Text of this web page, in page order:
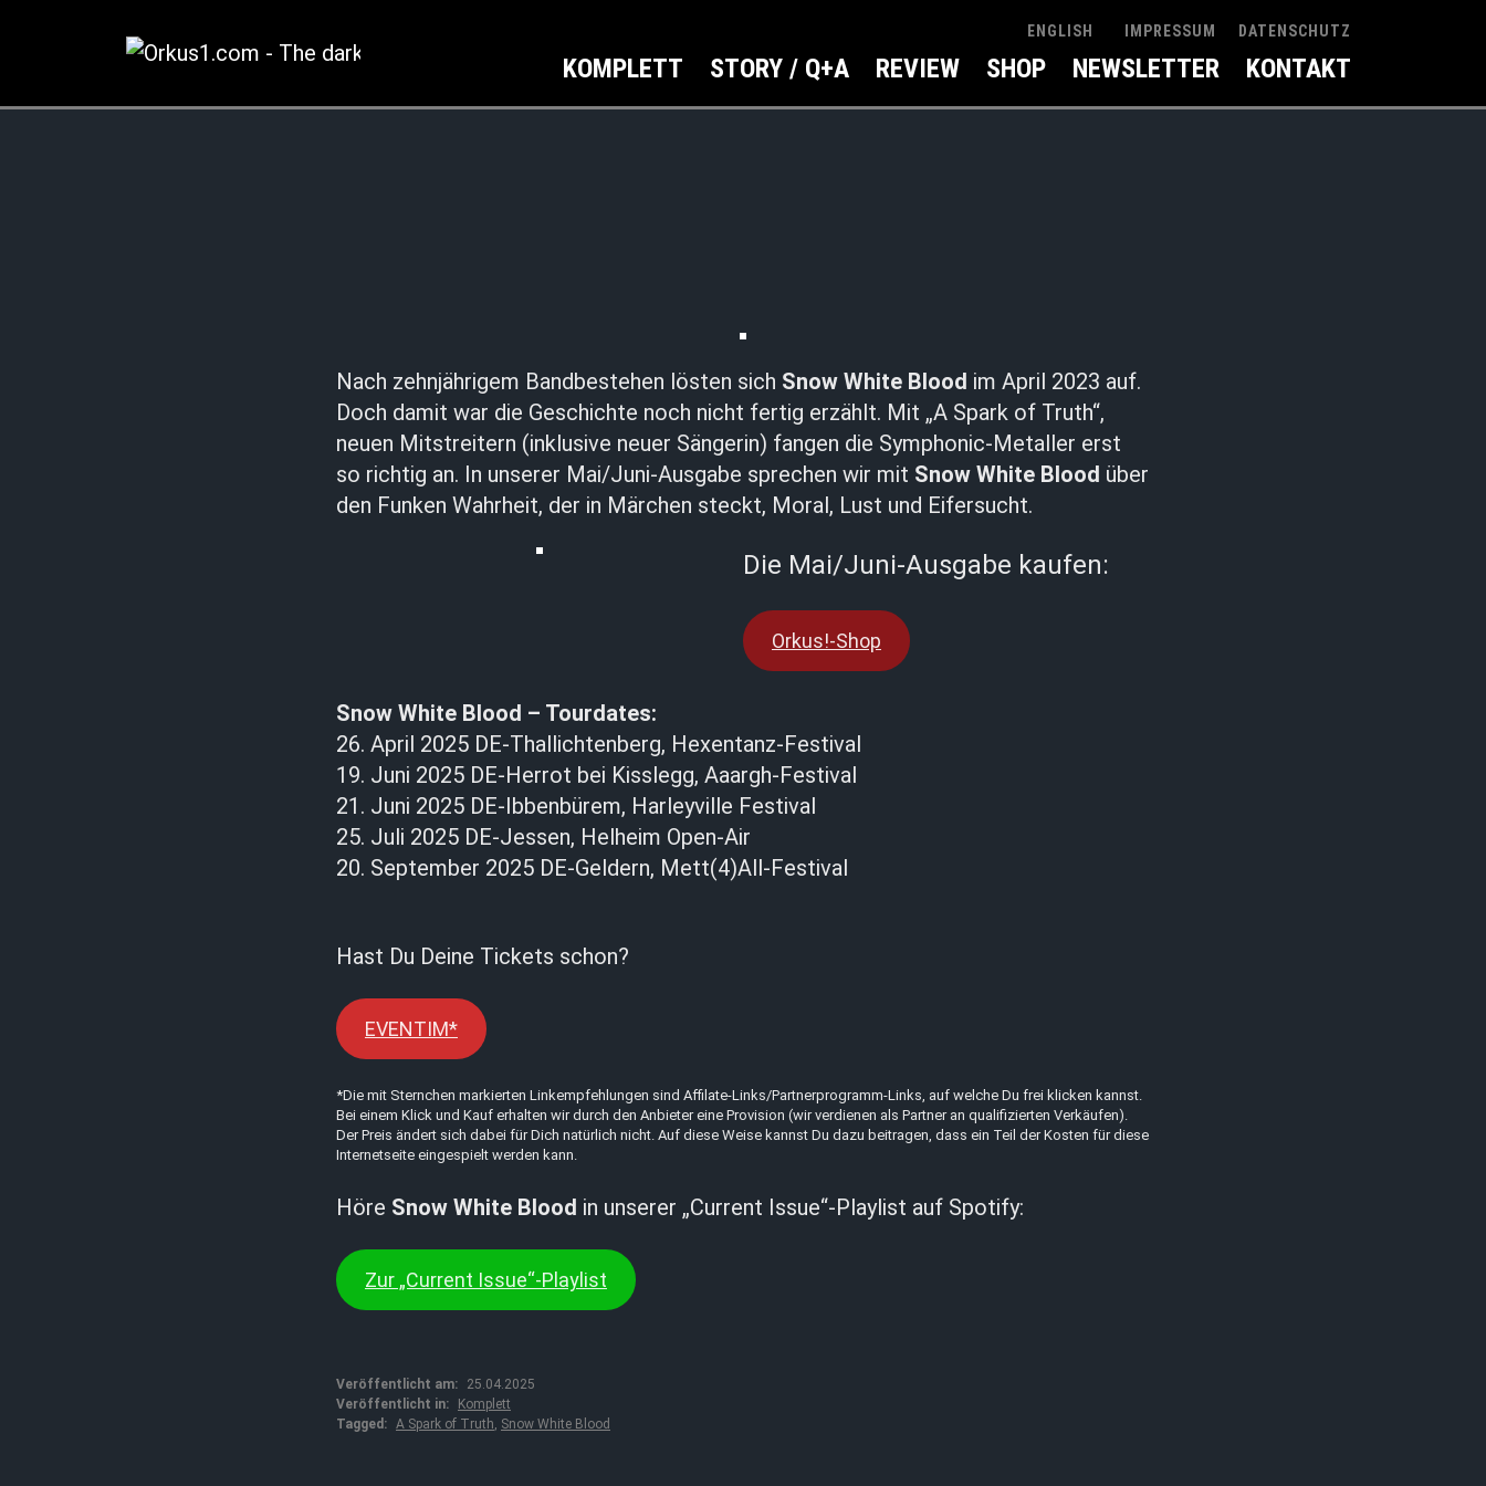
ENGLISH IMPRESSUM DATENSCHUTZ
KOMPLETT STORY / Q+A REVIEW SHOP NEWSLETTER KONTAKT
Nach zehnjährigem Bandbestehen lösten sich Snow White Blood im April 2023 auf.
Doch damit war die Geschichte noch nicht fertig erzählt. Mit „A Spark of Truth“,
neuen Mitstreitern (inklusive neuer Sängerin) fangen die Symphonic-Metaller erst
so richtig an. In unserer Mai/Juni-Ausgabe sprechen wir mit Snow White Blood über
den Funken Wahrheit, der in Märchen steckt, Moral, Lust und Eifersucht.
Die Mai/Juni-Ausgabe kaufen:
Orkus!-Shop
Snow White Blood – Tourdates:
26. April 2025 DE-Thallichtenberg, Hexentanz-Festival
19. Juni 2025 DE-Herrot bei Kisslegg, Aaargh-Festival
21. Juni 2025 DE-Ibbenbürem, Harleyville Festival
25. Juli 2025 DE-Jessen, Helheim Open-Air
20. September 2025 DE-Geldern, Mett(4)All-Festival
Hast Du Deine Tickets schon?
EVENTIM*
*Die mit Sternchen markierten Linkempfehlungen sind Affilate-Links/Partnerprogramm-Links, auf welche Du frei klicken kannst.
Bei einem Klick und Kauf erhalten wir durch den Anbieter eine Provision (wir verdienen als Partner an qualifizierten Verkäufen).
Der Preis ändert sich dabei für Dich natürlich nicht. Auf diese Weise kannst Du dazu beitragen, dass ein Teil der Kosten für diese
Internetseite eingespielt werden kann.
Höre Snow White Blood in unserer „Current Issue“-Playlist auf Spotify:
Zur „Current Issue“-Playlist
Veröffentlicht am:
25.04.2025
Veröffentlicht in:
Komplett
Tagged: A Spark of Truth, Snow White Blood